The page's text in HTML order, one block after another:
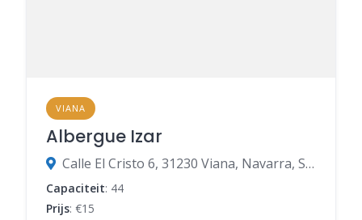
VIANA
Albergue Izar
Calle El Cristo 6, 31230 Viana, Navarra, Spanje
Capaciteit: 44
Prijs: €15